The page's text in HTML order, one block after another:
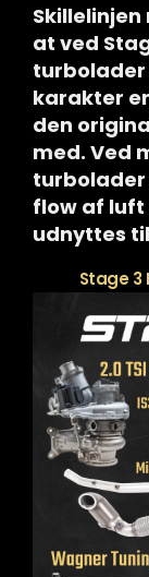
Skillelinjen
at ved
karakter
den
med. Ved
turbolader
flow af luft
udnyttes
Stage 3